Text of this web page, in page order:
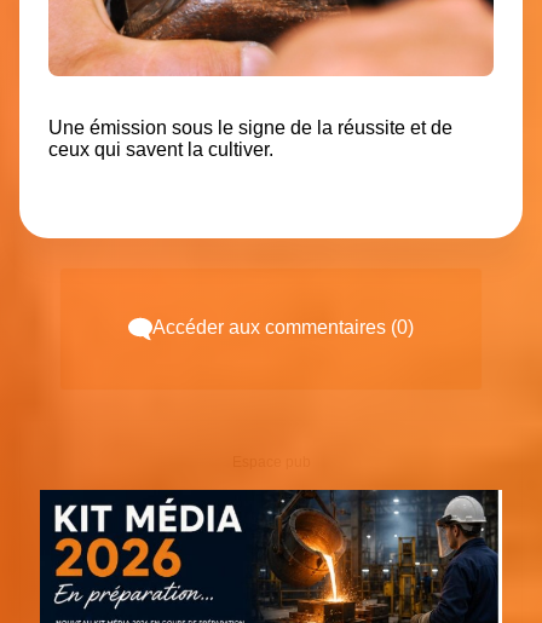
Une émission sous le signe de la réussite et de
ceux qui savent la cultiver.
Accéder aux commentaires (0)